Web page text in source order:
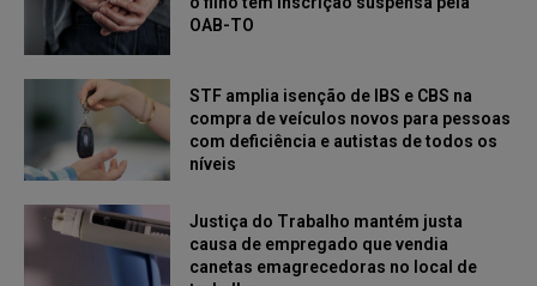
OAB-TO
STF amplia isenção de IBS e CBS na
compra de veículos novos para pessoas
com deficiência e autistas de todos os
níveis
Justiça do Trabalho mantém justa
causa de empregado que vendia
canetas emagrecedoras no local de